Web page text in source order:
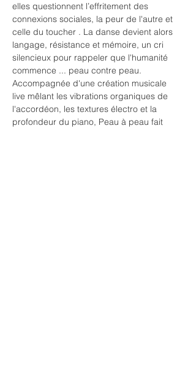
elles questionnent l’effritement des
connexions sociales, la peur de l'autre et
celle du toucher . La danse devient alors
langage, résistance et mémoire, un cri
silencieux pour rappeler que l'humanité
commence ... peau contre peau.
Accompagnée d'une création musicale
live mêlant les vibrations organiques de
l'accordéon, les textures électro et la
profondeur du piano, Peau à peau fait